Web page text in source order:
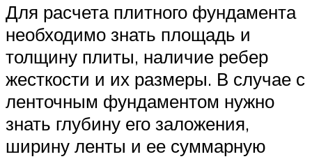
Для расчета плитного фундамента
необходимо знать площадь и
толщину плиты, наличие ребер
жесткости и их размеры. В случае с
ленточным фундаментом нужно
знать глубину его заложения,
ширину ленты и ее суммарную